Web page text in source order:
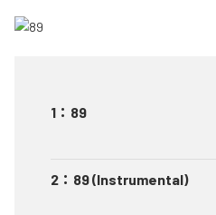
1 ： 89
2 ： 89 (Instrumental)